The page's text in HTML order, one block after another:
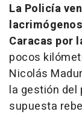
La Policía
Caracas por
pocos
Nicolás
la gestión del
supuesta